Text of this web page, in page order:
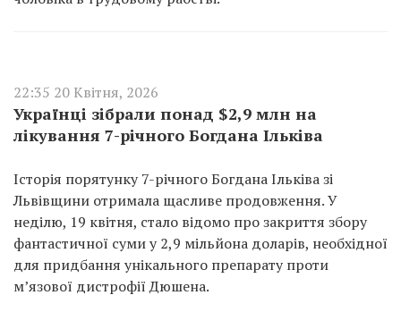
22:35 20 Квітня, 2026
Українці зібрали понад $2,9 млн на
лікування 7-річного Богдана Ільківа
Історія порятунку 7-річного Богдана Ільківа зі
Львівщини отримала щасливе продовження. У
неділю, 19 квітня, стало відомо про закриття збору
фантастичної суми у 2,9 мільйона доларів, необхідної
для придбання унікального препарату проти
м’язової дистрофії Дюшена.